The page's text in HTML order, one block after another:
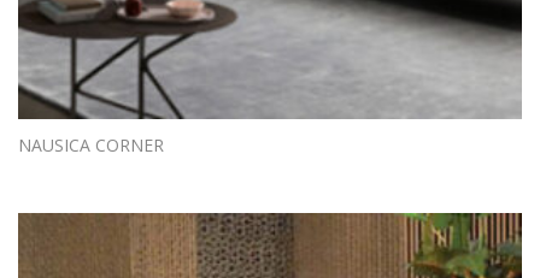
NAUSICA CORNER